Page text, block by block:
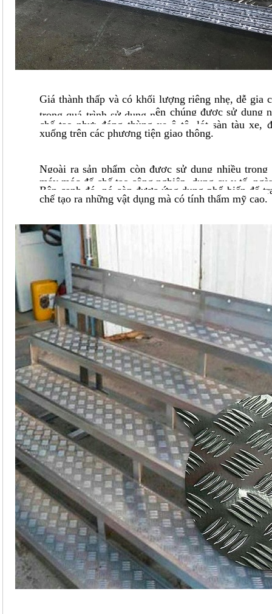
Giá thành thấp và có khối lượng riêng nhẹ, dễ gia
trong quá trình sử dụng nên chúng được sử dụng
chế tạo như: đóng thùng xe ô tô, lót sàn tàu xe,
xuống trên các phương tiện giao thông.
Ngoài ra sản phẩm còn được sử dụng nhiều trong
máy móc để chế tạo công nghiệp, dụng cụ y tế,
Bên cạnh đó, nó còn được ứng dụng phổ biến để
chế tạo ra những vật dụng mà có tính thẩm mỹ cao.